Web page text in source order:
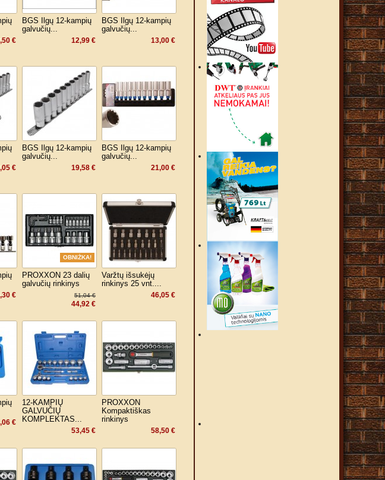
€
BGS Ilgų 12-kampių
galvučių...
12,99 €
BGS Ilgų 12-kampių
galvučių...
13,00 €
€
BGS Ilgų 12-kampių
galvučių...
19,58 €
BGS Ilgų 12-kampių
galvučių...
21,00 €
€
OBNIŻKA!
PROXXON 23 dalių
galvučių rinkinys
51,04 €
44,92 €
Varžtų išsukėjų
rinkinys 25 vnt....
46,05 €
€
12-KAMPIŲ
GALVUČIŲ
KOMPLEKTAS...
53,45 €
PROXXON
Kompaktiškas
rinkinys
58,50 €